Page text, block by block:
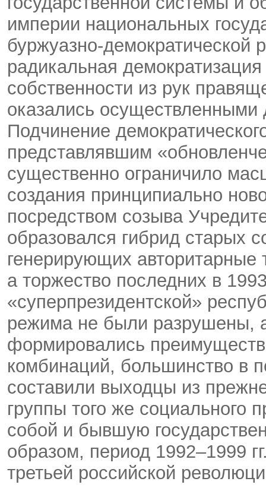
империи национальных
буржуазно-демократической
радикальная
собственности из рук
оказались
Подчинение
представлявшим
существенно ограничило
создания принципиально
посредством созыва
образовался гибрид старых
генерирующих авторитарные
а торжество последних в
«суперпрезидентской»
режима не были разрушены,
формировались
комбинаций, большинство в
составили выходцы из
группы того же социального
собой и бывшую
образом, период 1992–1999
третьей российской